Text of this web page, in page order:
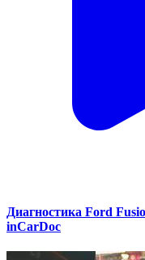
Диагностика Ford
inCarDoc